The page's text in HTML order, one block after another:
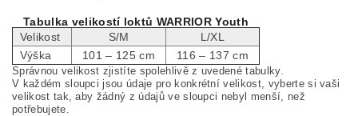
Tabulka velikostí loktů WARRIOR Youth
Velikost
S/M
L/XL
Výška
101 – 125 cm 116 – 137 cm
Správnou velikost zjistíte spolehlivě z uvedené tabulky.
V každém sloupci jsou údaje pro konkrétní velikost, vyberte si vaši
velikost tak, aby žádný z údajů ve sloupci nebyl menší, než
potřebujete.